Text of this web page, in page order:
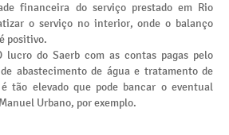
financeira do serviço prestado em Rio
o serviço no interior, onde o balanço
positivo.
do Saerb com as contas pagas pelo
abastecimento de água e tratamento de
tão elevado que pode bancar o eventual
Urbano, por exemplo.